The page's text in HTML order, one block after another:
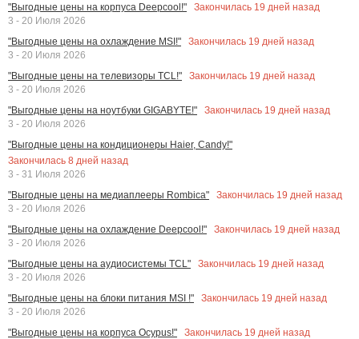
"Выгодные цены на корпуса Deepcool!"
Закончилась 19 дней назад
3 - 20 Июля 2026
"Выгодные цены на охлаждение MSI!"
Закончилась 19 дней назад
3 - 20 Июля 2026
"Выгодные цены на телевизоры TCL!"
Закончилась 19 дней назад
3 - 20 Июля 2026
"Выгодные цены на ноутбуки GIGABYTE!"
Закончилась 19 дней назад
3 - 20 Июля 2026
"Выгодные цены на кондиционеры Haier, Candy!"
Закончилась 8 дней назад
3 - 31 Июля 2026
"Выгодные цены на медиаплееры Rombica"
Закончилась 19 дней назад
3 - 20 Июля 2026
"Выгодные цены на охлаждение Deepcool!"
Закончилась 19 дней назад
3 - 20 Июля 2026
"Выгодные цены на аудиосистемы TCL"
Закончилась 19 дней назад
3 - 20 Июля 2026
"Выгодные цены на блоки питания MSI !"
Закончилась 19 дней назад
3 - 20 Июля 2026
"Выгодные цены на корпуса Ocypus!"
Закончилась 19 дней назад